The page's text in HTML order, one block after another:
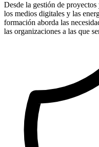
Desde la gestión de
los medios digitales y las
formación aborda las
las organizaciones a las que